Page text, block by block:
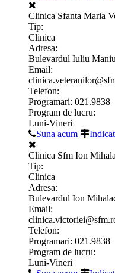
Clinica Sfanta Maria
Tip:
Clinica
Adresa:
Bulevardul Iuliu
Email:
Telefon:
Programari: 021.9838
Program de lucru:
Luni-Vineri
Suna acum
Clinica Sfm Ion
Tip:
Clinica
Adresa:
Bulevardul Ion
Email:
Telefon:
Programari: 021.9838
Program de lucru:
Luni-Vineri